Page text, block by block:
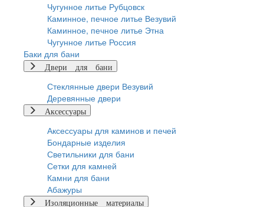
Чугунное литье Рубцовск
Каминное, печное литье Везувий
Каминное, печное литье Этна
Чугунное литье Россия
Баки для бани
Двери для бани
Стеклянные двери Везувий
Деревянные двери
Аксессуары
Аксессуары для каминов и печей
Бондарные изделия
Светильники для бани
Сетки для камней
Камни для бани
Абажуры
Изоляционные материалы